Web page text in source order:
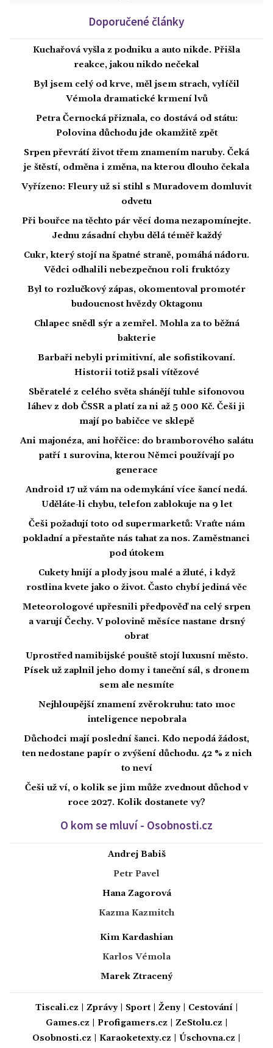
Doporučené články
Kuchařová vyšla z podniku a auto nikde. Přišla
reakce, jakou nikdo nečekal
Byl jsem celý od krve, měl jsem strach, vylíčil
Vémola dramatické krmení lvů
Petra Černocká přiznala, co dostává od státu:
Polovina důchodu jde okamžitě zpět
Srpen převrátí život třem znamením naruby. Čeká
je štěstí, odměna i změna, na kterou dlouho čekala
Vyřízeno: Fleury už si stihl s Muradovem domluvit
odvetu
Při bouřce na těchto pár věcí doma nezapomínejte.
Jednu zásadní chybu dělá téměř každý
Cukr, který stojí na špatné straně, pomáhá nádoru.
Vědci odhalili nebezpečnou roli fruktózy
Byl to rozlučkový zápas, okomentoval promotér
budoucnost hvězdy Oktagonu
Chlapec snědl sýr a zemřel. Mohla za to běžná
bakterie
Barbaři nebyli primitivní, ale sofistikovaní.
Historii totiž psali vítězové
Sběratelé z celého světa shánějí tuhle sifonovou
láhev z dob ČSSR a platí za ni až 5 000 Kč. Češi ji
mají po babičce ve sklepě
Ani majonéza, ani hořčice: do bramborového salátu
patří 1 surovina, kterou Němci používají po
generace
Android 17 už vám na odemykání více šancí nedá.
Uděláte-li chybu, telefon zablokuje na 9 let
Češi požadují toto od supermarketů: Vraťte nám
pokladní a přestaňte nás tahat za nos. Zaměstnanci
pod útokem
Cukety hnijí a plody jsou malé a žluté, i když
rostlina kvete jako o život. Často chybí jediná věc
Meteorologové upřesnili předpověď na celý srpen
a varují Čechy. V polovině měsíce nastane drsný
obrat
Uprostřed namibijské pouště stojí luxusní město.
Písek už zaplnil jeho domy i taneční sál, s dronem
sem ale nesmíte
Nejhloupější znamení zvěrokruhu: tato moc
inteligence nepobrala
Důchodci mají poslední šanci. Kdo nepodá žádost,
ten nedostane papír o zvýšení důchodu. 42 % z nich
to neví
Češi už ví, o kolik se jim může zvednout důchod v
roce 2027. Kolik dostanete vy?
O kom se mluví - Osobnosti.cz
Andrej Babiš
Petr Pavel
Hana Zagorová
Kazma Kazmitch
Kim Kardashian
Karlos Vémola
Marek Ztracený
Tiscali.cz Zprávy| Sport| Ženy| Cestování|
Games.cz
Profigamers.cz ZeStolu.cz
Osobnosti.cz
Karaoketexty.cz Úschovna.cz